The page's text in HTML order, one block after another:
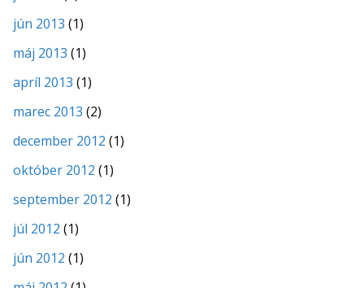
jún 2013 (1)
máj 2013 (1)
apríl 2013 (1)
marec 2013 (2)
december 2012 (1)
október 2012 (1)
september 2012 (1)
júl 2012 (1)
jún 2012 (1)